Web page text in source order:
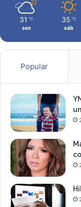
31 ℃
sex
35 ℃
sáb
Popular